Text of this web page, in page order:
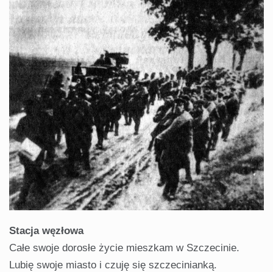
Stacja węzłowa
Całe swoje dorosłe życie mieszkam w Szczecinie.
Lubię swoje miasto i czuję się szczecinianką.